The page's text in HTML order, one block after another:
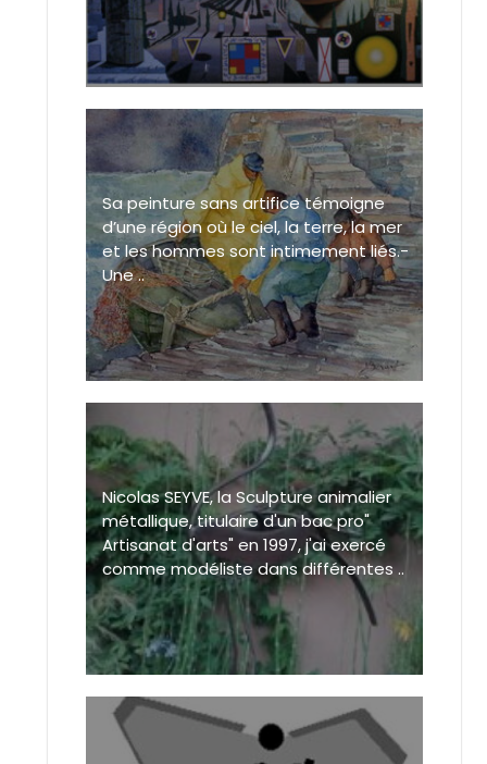
Sa peinture sans artifice témoigne
d’une région où le ciel, la terre, la mer
et les hommes sont intimement liés.-
Une ..
Nicolas SEYVE, la Sculpture animalier
métallique, titulaire d'un bac pro"
Artisanat d'arts" en 1997, j'ai exercé
comme modéliste dans différentes ..